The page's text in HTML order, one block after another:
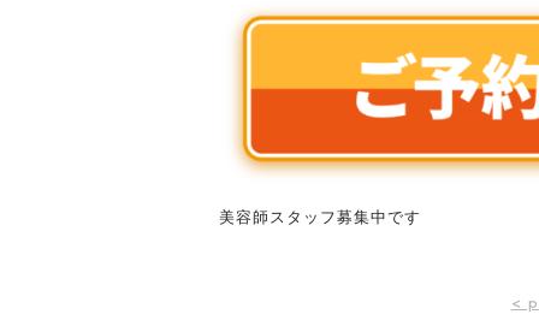
美容師スタッフ募集中です
<